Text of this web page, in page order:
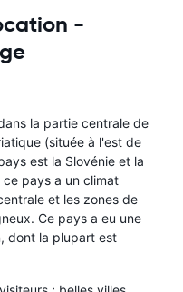
-
la partie centrale de
(située à l'est de
est la Slovénie et la
pays a un climat
et les zones de
Ce pays a eu une
dont la plupart est